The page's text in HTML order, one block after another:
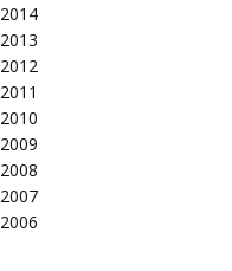
2014
2013
2012
2011
2010
2009
2008
2007
2006